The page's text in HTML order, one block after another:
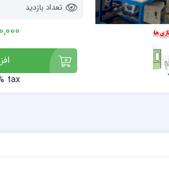
تعداد بازدید
tax